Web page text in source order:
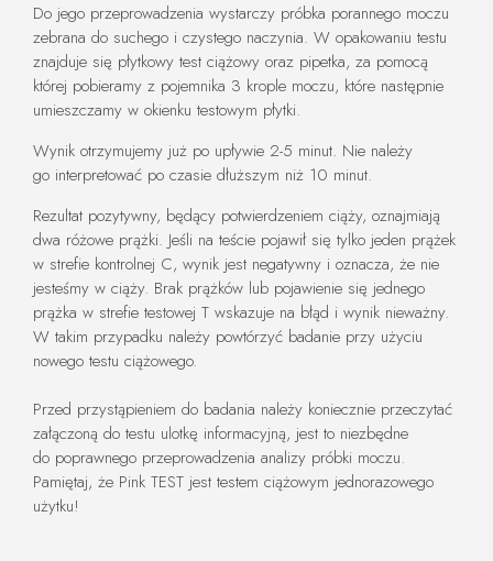
Do jego przeprowadzenia wystarczy próbka porannego moczu
zebrana do suchego i czystego naczynia. W opakowaniu testu
znajduje się płytkowy test ciążowy oraz pipetka, za pomocą
której pobieramy z pojemnika 3 krople moczu, które następnie
umieszczamy w okienku testowym płytki.
Wynik otrzymujemy już po upływie 2-5 minut. Nie należy
go interpretować po czasie dłuższym niż 10 minut.
Rezultat pozytywny, będący potwierdzeniem ciąży, oznajmiają
dwa różowe prążki. Jeśli na teście pojawił się tylko jeden prążek
w strefie kontrolnej C, wynik jest negatywny i oznacza, że nie
jesteśmy w ciąży. Brak prążków lub pojawienie się jednego
prążka w strefie testowej T wskazuje na błąd i wynik nieważny.
W takim przypadku należy powtórzyć badanie przy użyciu
nowego testu ciążowego.
Przed przystąpieniem do badania należy koniecznie przeczytać
załączoną do testu ulotkę informacyjną, jest to niezbędne
do poprawnego przeprowadzenia analizy próbki moczu.
Pamiętaj, że Pink TEST jest testem ciążowym jednorazowego
użytku!